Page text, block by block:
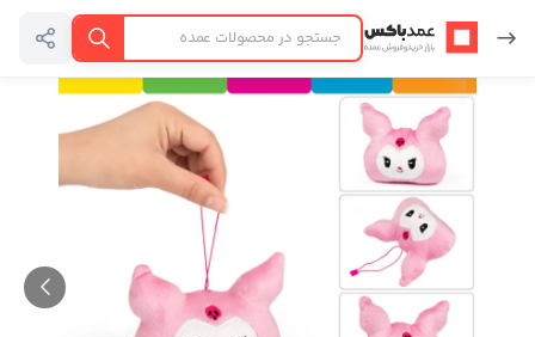
عمدباکس — بازگشت به صفحه اصلی
جستجو